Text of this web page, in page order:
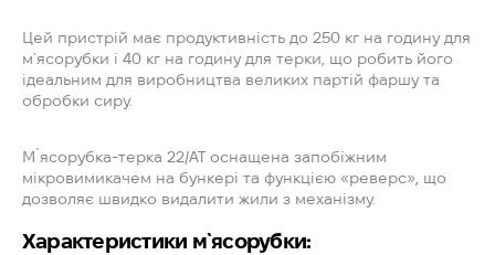
Цей пристрій має продуктивність до 250 кг на годину для
м`ясорубки і 40 кг на годину для терки, що робить його
ідеальним для виробництва великих партій фаршу та
обробки сиру.
М`ясорубка-терка 22/AT оснащена запобіжним
мікровимикачем на бункері та функцією «реверс», що
дозволяє швидко видалити жили з механізму.
Характеристики м`ясорубки: